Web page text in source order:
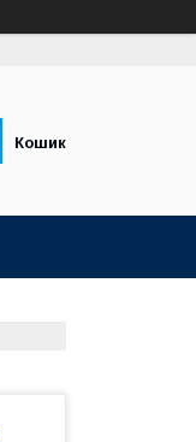
Кошик